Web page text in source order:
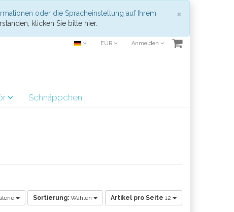
×
oder die Spracheinstellung auf Ihrem
klicken Sie bitte hier.
EUR Anmelden
Schnäppchen
Sortierung: Wählen Artikel pro Seite 12